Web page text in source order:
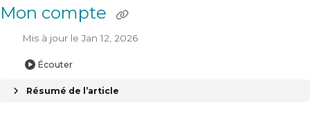
Mon compte
Mis à jour le Jan 12, 2026
Écouter
Résumé de l’article